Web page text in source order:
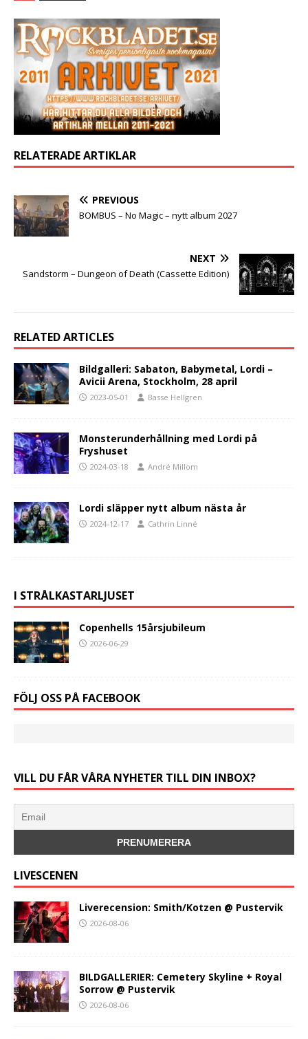
RELATERADE ARTIKLAR
PREVIOUS
BOMBUS – No Magic – nytt album 2027
NEXT
Sandstorm – Dungeon of Death (Cassette Edition)
RELATED ARTICLES
Bildgalleri: Sabaton, Babymetal, Lordi –
Avicii Arena, Stockholm, 28 april
2023-05-01 Basse Hellgren
Monsterunderhållning med Lordi på
Fryshuset
2024-03-18 André Millom
Lordi släpper nytt album nästa år
2024-12-17 Cathrin Linné
I STRÅLKASTARLJUSET
Copenhells 15årsjubileum
2026-06-29
FÖLJ OSS PÅ FACEBOOK
VILL DU FÅR VÅRA NYHETER TILL DIN INBOX?
LIVESCENEN
Liverecension: Smith/Kotzen @ Pustervik
2026-08-06
BILDGALLERIER: Cemetery Skyline + Royal
Sorrow @ Pustervik
2026-08-06